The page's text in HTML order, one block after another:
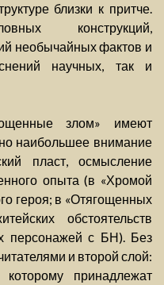
близки к притче.
конструкций,
необычайных фактов и
научных, так и
злом» имеют
наибольшее внимание
пласт, осмысление
опыта (в «Хромой
героя; в «Отягощенных
обстоятельств
персонажей с БН). Без
и второй слой:
принадлежат